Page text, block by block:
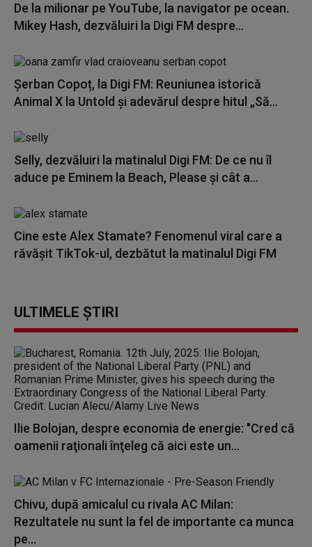
De la milionar pe YouTube, la navigator pe ocean.
Mikey Hash, dezvăluiri la Digi FM despre...
Șerban Copoț, la Digi FM: Reuniunea istorică
Animal X la Untold și adevărul despre hitul „Să...
Selly, dezvăluiri la matinalul Digi FM: De ce nu îl
aduce pe Eminem la Beach, Please și cât a...
Cine este Alex Stamate? Fenomenul viral care a
răvășit TikTok-ul, dezbătut la matinalul Digi FM
ULTIMELE ȘTIRI
Ilie Bolojan, despre economia de energie: "Cred că
oamenii raţionali înţeleg că aici este un...
Chivu, după amicalul cu rivala AC Milan:
Rezultatele nu sunt la fel de importante ca munca
pe...